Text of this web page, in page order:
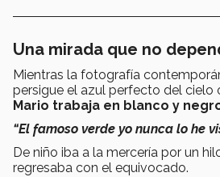
Una mirada que no
Mientras la fotografía
persigue el azul perfecto del cielo
Mario trabaja en blanco y
“El famoso verde yo nunca lo he
De niño iba a la mercería por un
regresaba con el equivocado.